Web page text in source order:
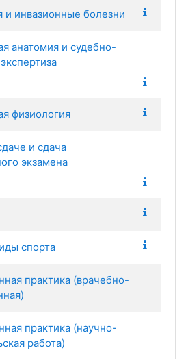
и инвазионные болезни
анатомия и судебно-
физиология
и сдача
экзамена
спорта
практика (врачебно-
практика (научно-
работа)